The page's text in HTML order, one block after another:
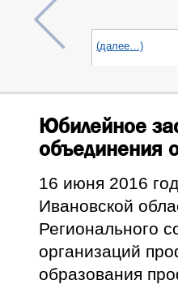
(далее…)
Юбилейное
объединения
16 июня 2016
Ивановской
Регионального
организаций
образования